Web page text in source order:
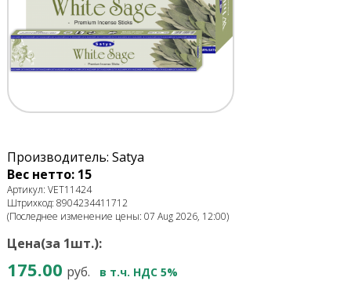
Производитель: Satya
Вес нетто: 15
Артикул: VET11424
Штрихкод: 8904234411712
(Последнее изменение цены: 07 Aug 2026, 12:00)
Цена(за 1шт.):
175.00 руб. в т.ч. НДС 5%